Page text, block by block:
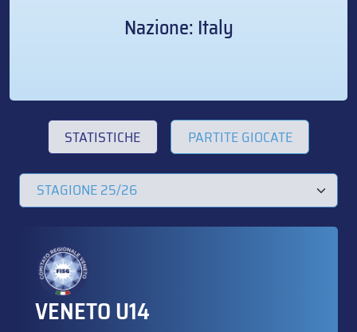
Nazione: Italy
STATISTICHE PARTITE GIOCATE
VENETO U14